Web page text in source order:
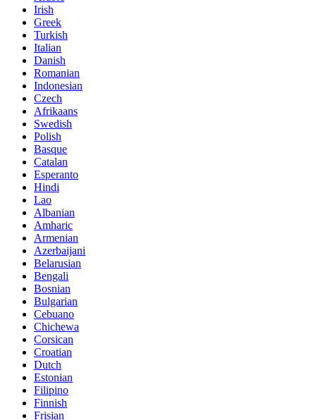
Irish
Greek
Turkish
Italian
Danish
Romanian
Indonesian
Czech
Afrikaans
Swedish
Polish
Basque
Catalan
Esperanto
Hindi
Lao
Albanian
Amharic
Armenian
Azerbaijani
Belarusian
Bengali
Bosnian
Bulgarian
Cebuano
Chichewa
Corsican
Croatian
Dutch
Estonian
Filipino
Finnish
Frisian